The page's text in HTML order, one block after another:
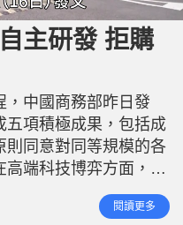
主研發 拒購
，中國商務部昨日發
五項積極成果，包括成
則同意對同等規模的各
高端科技博弈方面，特
堅持自主研發戰略，暫
人工智能晶片的交
閱讀更多